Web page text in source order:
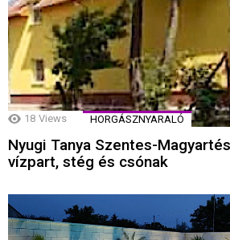
18 Views HORGÁSZNYARALÓ
Nyugi Tanya Szentes-
vízpart, stég és csónak